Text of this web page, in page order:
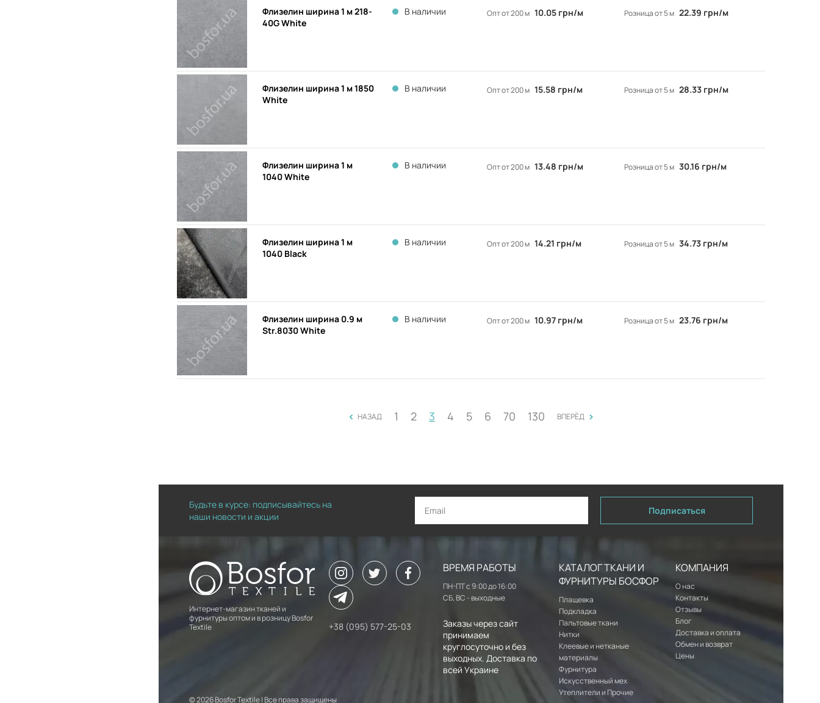
Флизелин ширина 1 м 218-
40G White
В наличии Опт от 200 м 10.05 грн/м Розница от 5 м 22.39 грн/м
Флизелин ширина 1 м 1850
White
В наличии Опт от 200 м 15.58 грн/м Розница от 5 м 28.33 грн/м
Флизелин ширина 1 м
1040 White
В наличии Опт от 200 м 13.48 грн/м Розница от 5 м 30.16 грн/м
Флизелин ширина 1 м
1040 Black
В наличии Опт от 200 м 14.21 грн/м Розница от 5 м 34.73 грн/м
Флизелин ширина 0.9 м
Str.8030 White
В наличии Опт от 200 м 10.97 грн/м Розница от 5 м 23.76 грн/м
< НАЗАД 1 2 3 4 5 6 70 130 >
ВПЕРЁД
Будьте в курсе: подписывайтесь на
наши новости и акции
Подписаться
Интернет-магазин тканей и
фурнитуры оптом и в розницу Bosfor
Textile
+38 (095) 577-25-03
ВРЕМЯ РАБОТЫ
ПН-ПТ с 9:00 до 16:00
СБ, ВС - выходные
Заказы через сайт
принимаем
круглосуточно и без
выходных. Доставка по
всей Украине
КАТАЛОГ ТКАНИ И
ФУРНИТУРЫ БОСФОР
Плащевка
Подкладка
Пальтовые ткани
Нитки
Клеевые и нетканые
материалы
Фурнитура
Искусственный мех
Утеплители и Прочие
КОМПАНИЯ
О нас
Контакты
Отзывы
Блог
Доставка и оплата
Обмен и возврат
Цены
© 2026 Bosfor Textile | Все права защищены